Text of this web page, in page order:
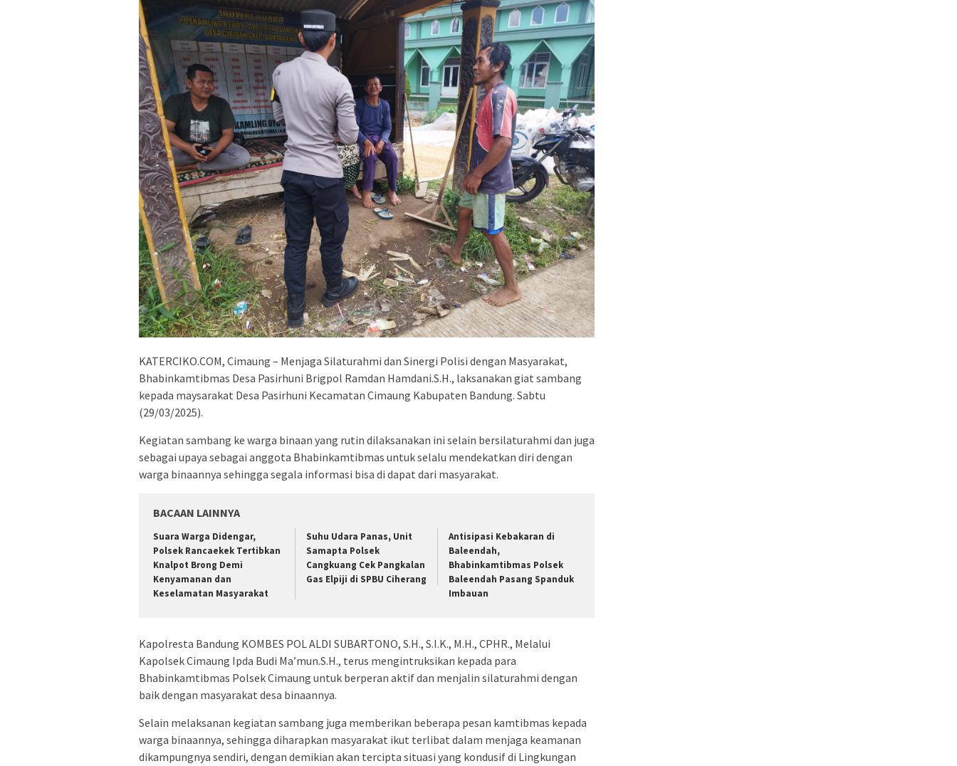
KATERCIKO.COM, Cimaung – Menjaga Silaturahmi dan Sinergi Polisi dengan Masyarakat,
Bhabinkamtibmas Desa Pasirhuni Brigpol Ramdan Hamdani.S.H., laksanakan giat sambang
kepada maysarakat Desa Pasirhuni Kecamatan Cimaung Kabupaten Bandung. Sabtu
(29/03/2025).
Kegiatan sambang ke warga binaan yang rutin dilaksanakan ini selain bersilaturahmi dan juga
sebagai upaya sebagai anggota Bhabinkamtibmas untuk selalu mendekatkan diri dengan
warga binaannya sehingga segala informasi bisa di dapat dari masyarakat.
BACAAN LAINNYA
Suara Warga Didengar,
Polsek Rancaekek Tertibkan
Knalpot Brong Demi
Kenyamanan dan
Keselamatan Masyarakat
Suhu Udara Panas, Unit
Samapta Polsek
Cangkuang Cek Pangkalan
Gas Elpiji di SPBU Ciherang
Antisipasi Kebakaran di
Baleendah,
Bhabinkamtibmas Polsek
Baleendah Pasang Spanduk
Imbauan
Kapolresta Bandung KOMBES POL ALDI SUBARTONO, S.H., S.I.K., M.H., CPHR., Melalui
Kapolsek Cimaung Ipda Budi Ma’mun.S.H., terus mengintruksikan kepada para
Bhabinkamtibmas Polsek Cimaung untuk berperan aktif dan menjalin silaturahmi dengan
baik dengan masyarakat desa binaannya.
Selain melaksanan kegiatan sambang juga memberikan beberapa pesan kamtibmas kepada
warga binaannya, sehingga diharapkan masyarakat ikut terlibat dalam menjaga keamanan
dikampungnya sendiri, dengan demikian akan tercipta situasi yang kondusif di Lingkungan